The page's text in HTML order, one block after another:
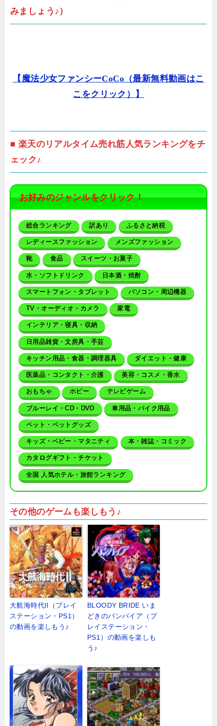
みましょう♪）
【魔法少女ファンシーCoCo（最新無料動画はこ
こをクリック）】
■ 楽天のリアルタイム売れ筋人気ランキングをチ
ェック♪
お好みのジャンルをクリック！
総合ランキング 訳あり ふるさと納税
レディースファッション メンズファッション
靴 食品 スイーツ・お菓子
水・ソフトドリンク 日本酒・焼酎
スマートフォン・タブレット パソコン・周辺機器
TV・オーディオ・カメラ 家電
インテリア・寝具・収納
日用品雑貨・文房具・手芸
キッチン用品・食器・調理器具 ダイエット・健康
医薬品・コンタクト・介護 美容・コスメ・香水
おもちゃ ホビー テレビゲーム
ブルーレイ・CD・DVD 車用品・バイク用品
ペット・ペットグッズ
キッズ・ベビー・マタニティ 本・雑誌・コミック
カタログギフト・チケット
全国 人気ホテル・旅館ランキング
その他のゲームも楽しもう♪
大航海時代II（プレイ
ステーション・PS1）
の動画を楽しもう♪
BLOODY BRIDE いま
どきのバンパイア（プ
レイステーション・
PS1）の動画を楽しも
う♪